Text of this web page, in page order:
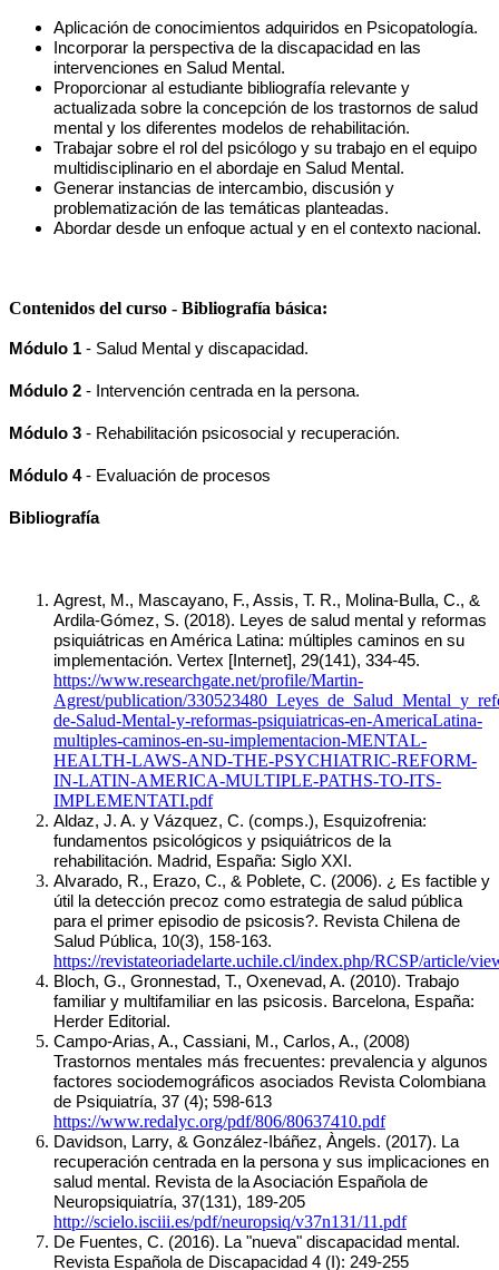
Aplicación de conocimientos adquiridos en Psicopatología.
Incorporar la perspectiva de la discapacidad en las
intervenciones en Salud Mental.
Proporcionar al estudiante bibliografía relevante y
actualizada sobre la concepción de los trastornos de salud
mental y los diferentes modelos de rehabilitación.
Trabajar sobre el rol del psicólogo y su trabajo en el equipo
multidisciplinario en el abordaje en Salud Mental.
Generar instancias de intercambio, discusión y
problematización de las temáticas planteadas.
Abordar desde un enfoque actual y en el contexto nacional.
Contenidos del curso - Bibliografía básica:
Módulo 1 - Salud Mental y discapacidad.
Módulo 2 - Intervención centrada en la persona.
Módulo 3 - Rehabilitación psicosocial y recuperación.
Módulo 4 - Evaluación de procesos
Bibliografía
Agrest, M., Mascayano, F., Assis, T. R., Molina-Bulla, C., &
Ardila-Gómez, S. (2018). Leyes de salud mental y reformas
psiquiátricas en América Latina: múltiples caminos en su
https://www.researchgate.net/profile/Martin-
Agrest/publication/
de-Salud-Mental-y-reformas-psiquiatricas-en-AmericaLatina-
multiples-caminos-en-su-implementacion-MENTAL-
HEALTH-LAWS-AND-THE-PSYCHIATRIC-REFORM-
IN-LATIN-AMERICA-MULTIPLE-PATHS-TO-ITS-
IMPLEMENTATI.pdf
Aldaz, J. A. y Vázquez, C. (comps.), Esquizofrenia:
fundamentos psicológicos y psiquiátricos de la
rehabilitación. Madrid, España: Siglo XXI.
Alvarado, R., Erazo, C., & Poblete, C. (2006). ¿ Es factible y
útil la detección precoz como estrategia de salud pública
para el primer episodio de psicosis?. Revista Chilena de
https://revistateoriadelarte.uchile.cl/index.php/RCSP/article/
Bloch, G., Gronnestad, T., Oxenevad, A. (2010). Trabajo
familiar y multifamiliar en las psicosis. Barcelona, España:
Herder Editorial.
Campo-Arias, A., Cassiani, M., Carlos, A., (2008)
Trastornos mentales más frecuentes: prevalencia y algunos
factores sociodemográficos asociados Revista Colombiana
https://www.redalyc.org/pdf/806/80637410.pdf
Davidson, Larry, & González-Ibáñez, Àngels. (2017). La
recuperación centrada en la persona y sus implicaciones en
salud mental. Revista de la Asociación Española de
http://scielo.isciii.es/pdf/neuropsiq/v37n131/11.pdf
De Fuentes, C. (2016). La "nueva" discapacidad mental.